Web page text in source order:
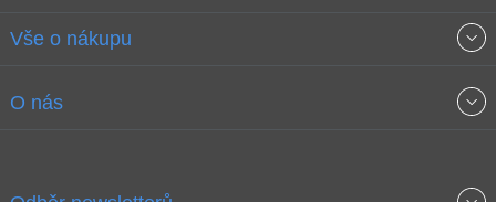
Vše o nákupu
Obchodní podmínky
O nás